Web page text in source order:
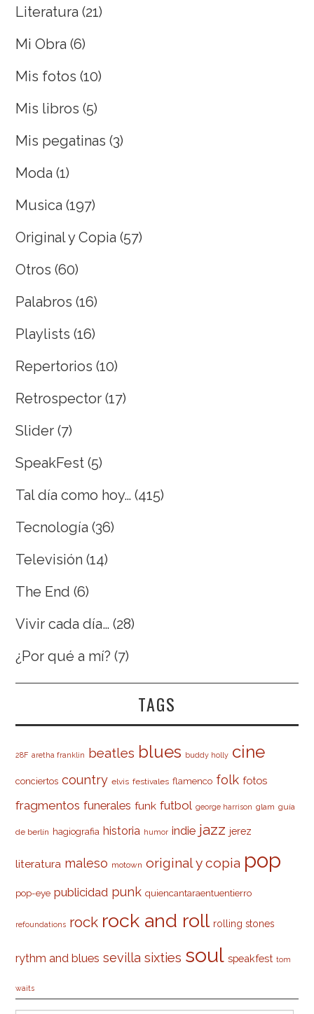
Literatura (21)
Mi Obra (6)
Mis fotos (10)
Mis libros (5)
Mis pegatinas (3)
Moda (1)
Musica (197)
Original y Copia (57)
Otros (60)
Palabros (16)
Playlists (16)
Repertorios (10)
Retrospector (17)
Slider (7)
SpeakFest (5)
Tal día como hoy… (415)
Tecnología (36)
Televisión (14)
The End (6)
Vivir cada día… (28)
¿Por qué a mí? (7)
TAGS
28F aretha franklin beatles blues buddy holly cine
conciertos country elvis festivales flamenco folk fotos
fragmentos funerales funk futbol george harrison glam guía
de berlín hagiografia historia humor indie jazz jerez
literatura maleso motown original y copia pop
pop-eye publicidad punk quiencantaraentuentierro
refoundations rock rock and roll rolling stones
rythm and blues sevilla sixties soul speakfest tom
waits